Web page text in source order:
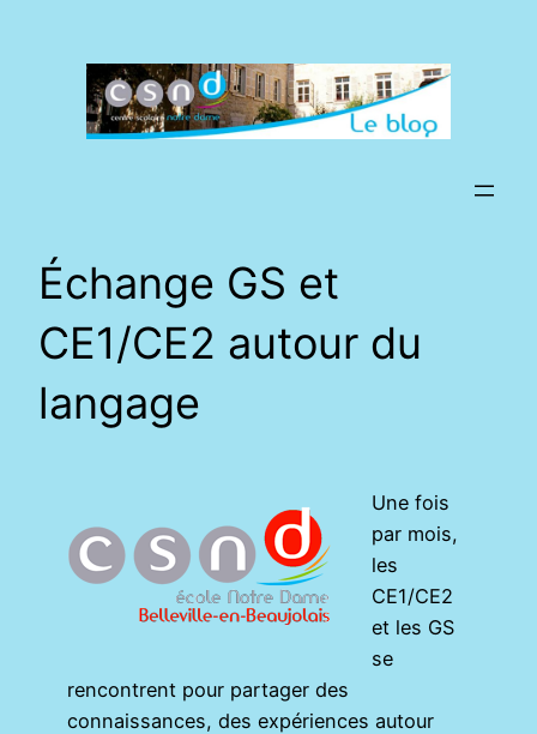
Échange GS et
CE1/CE2 autour du
langage
Une fois
par mois,
les
CE1/CE2
et les GS
se
rencontrent pour partager des
connaissances, des expériences autour